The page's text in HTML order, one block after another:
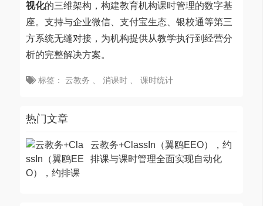
视化的三维架构，构建教育机构课时管理的数字基
座。支持与企业微信、支付宝生态、银校通等第三
方系统无缝对接，为机构提供从教学执行到经营分
析的完整解决方案。
标签： 云教务 消课时 课时统计
热门文章
云教务+ClassIn（翼鸥EEO），约
排课与课时管理全面实现自动化